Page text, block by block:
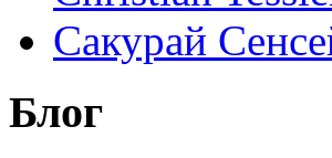
Сакурай
Блог